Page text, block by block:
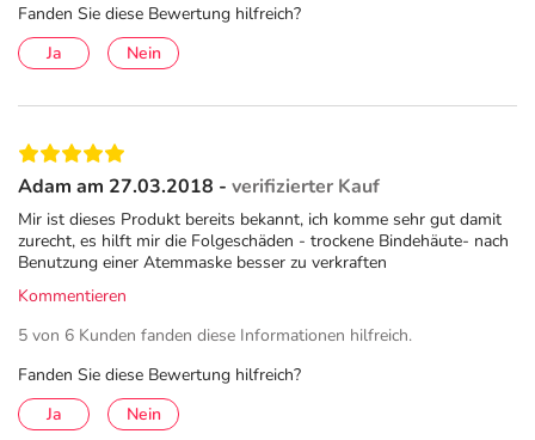
Operationen können zu einer starken Reizung führen und
die Versorgung des Auges mit Tränenflüssigkeit
nur in einer ausreichend feuchten Umgebung gut
verheilen können. HYLO GEL® mit hochkonzentrierter
intensiven starken Befeuchtung und langanhaltenden
Haftung auf der Augenoberfläche für die postoperative
Versorgung bewährt. Durch ihre Konservierungsmittel-
unbedenklich angewendet werden. Die Augentropfen
empfehlen sich auch für Personen, die vor der Operation
bereits an trockenen Augen leiden.
Fanden Sie diese Bewertung hilfreich?
Ja
Nein
Adam am 27.03.2018 - verifizierter Kauf
Mir ist dieses Produkt bereits bekannt, ich komme sehr gut damit
zurecht, es hilft mir die Folgeschäden - trockene Bindehäute- nach
Benutzung einer Atemmaske besser zu verkraften
Kommentieren
5 von 6 Kunden fanden diese Informationen hilfreich.
Fanden Sie diese Bewertung hilfreich?
Ja
Nein